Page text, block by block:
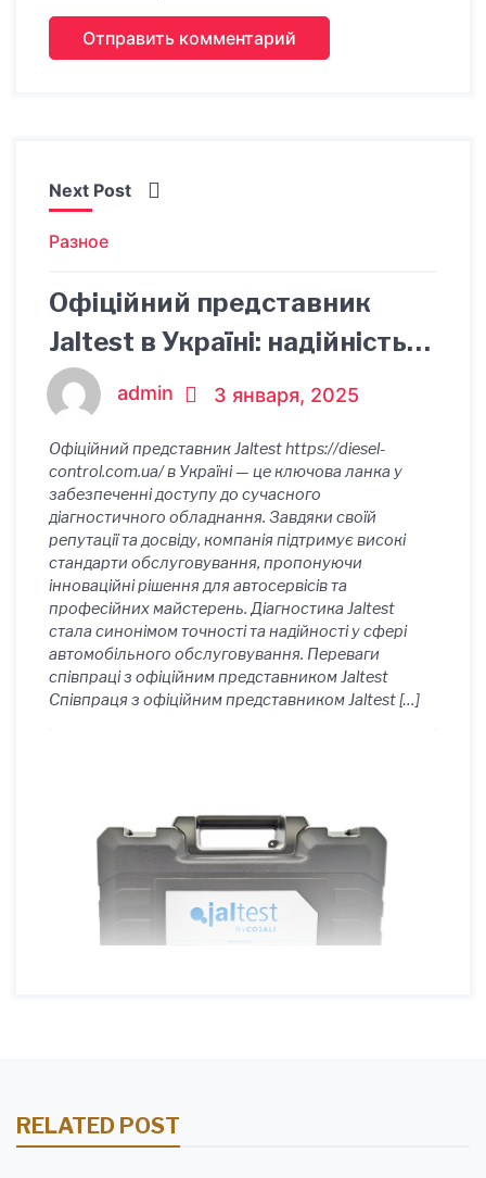
Next Post
Разное
Офіційний представник
Jaltest в Україні: надійність
та якість
admin 3 января, 2025
Офіційний представник Jaltest https://diesel-
control.com.ua/ в Україні — це ключова ланка у
забезпеченні доступу до сучасного
діагностичного обладнання. Завдяки своїй
репутації та досвіду, компанія підтримує високі
стандарти обслуговування, пропонуючи
інноваційні рішення для автосервісів та
професійних майстерень. Діагностика Jaltest
стала синонімом точності та надійності у сфері
автомобільного обслуговування. Переваги
співпраці з офіційним представником Jaltest
Співпраця з офіційним представником Jaltest […]
RELATED POST